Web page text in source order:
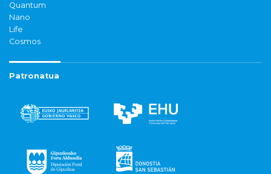
Quantum
Nano
Life
Cosmos
Patronatua